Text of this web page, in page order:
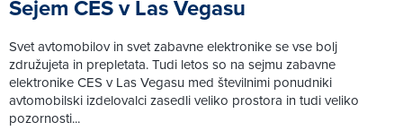
Sejem CES v Las Vegasu
Svet avtomobilov in svet zabavne elektronike se vse bolj
združujeta in prepletata. Tudi letos so na sejmu zabavne
elektronike CES v Las Vegasu med številnimi ponudniki
avtomobilski izdelovalci zasedli veliko prostora in tudi veliko
pozornosti...